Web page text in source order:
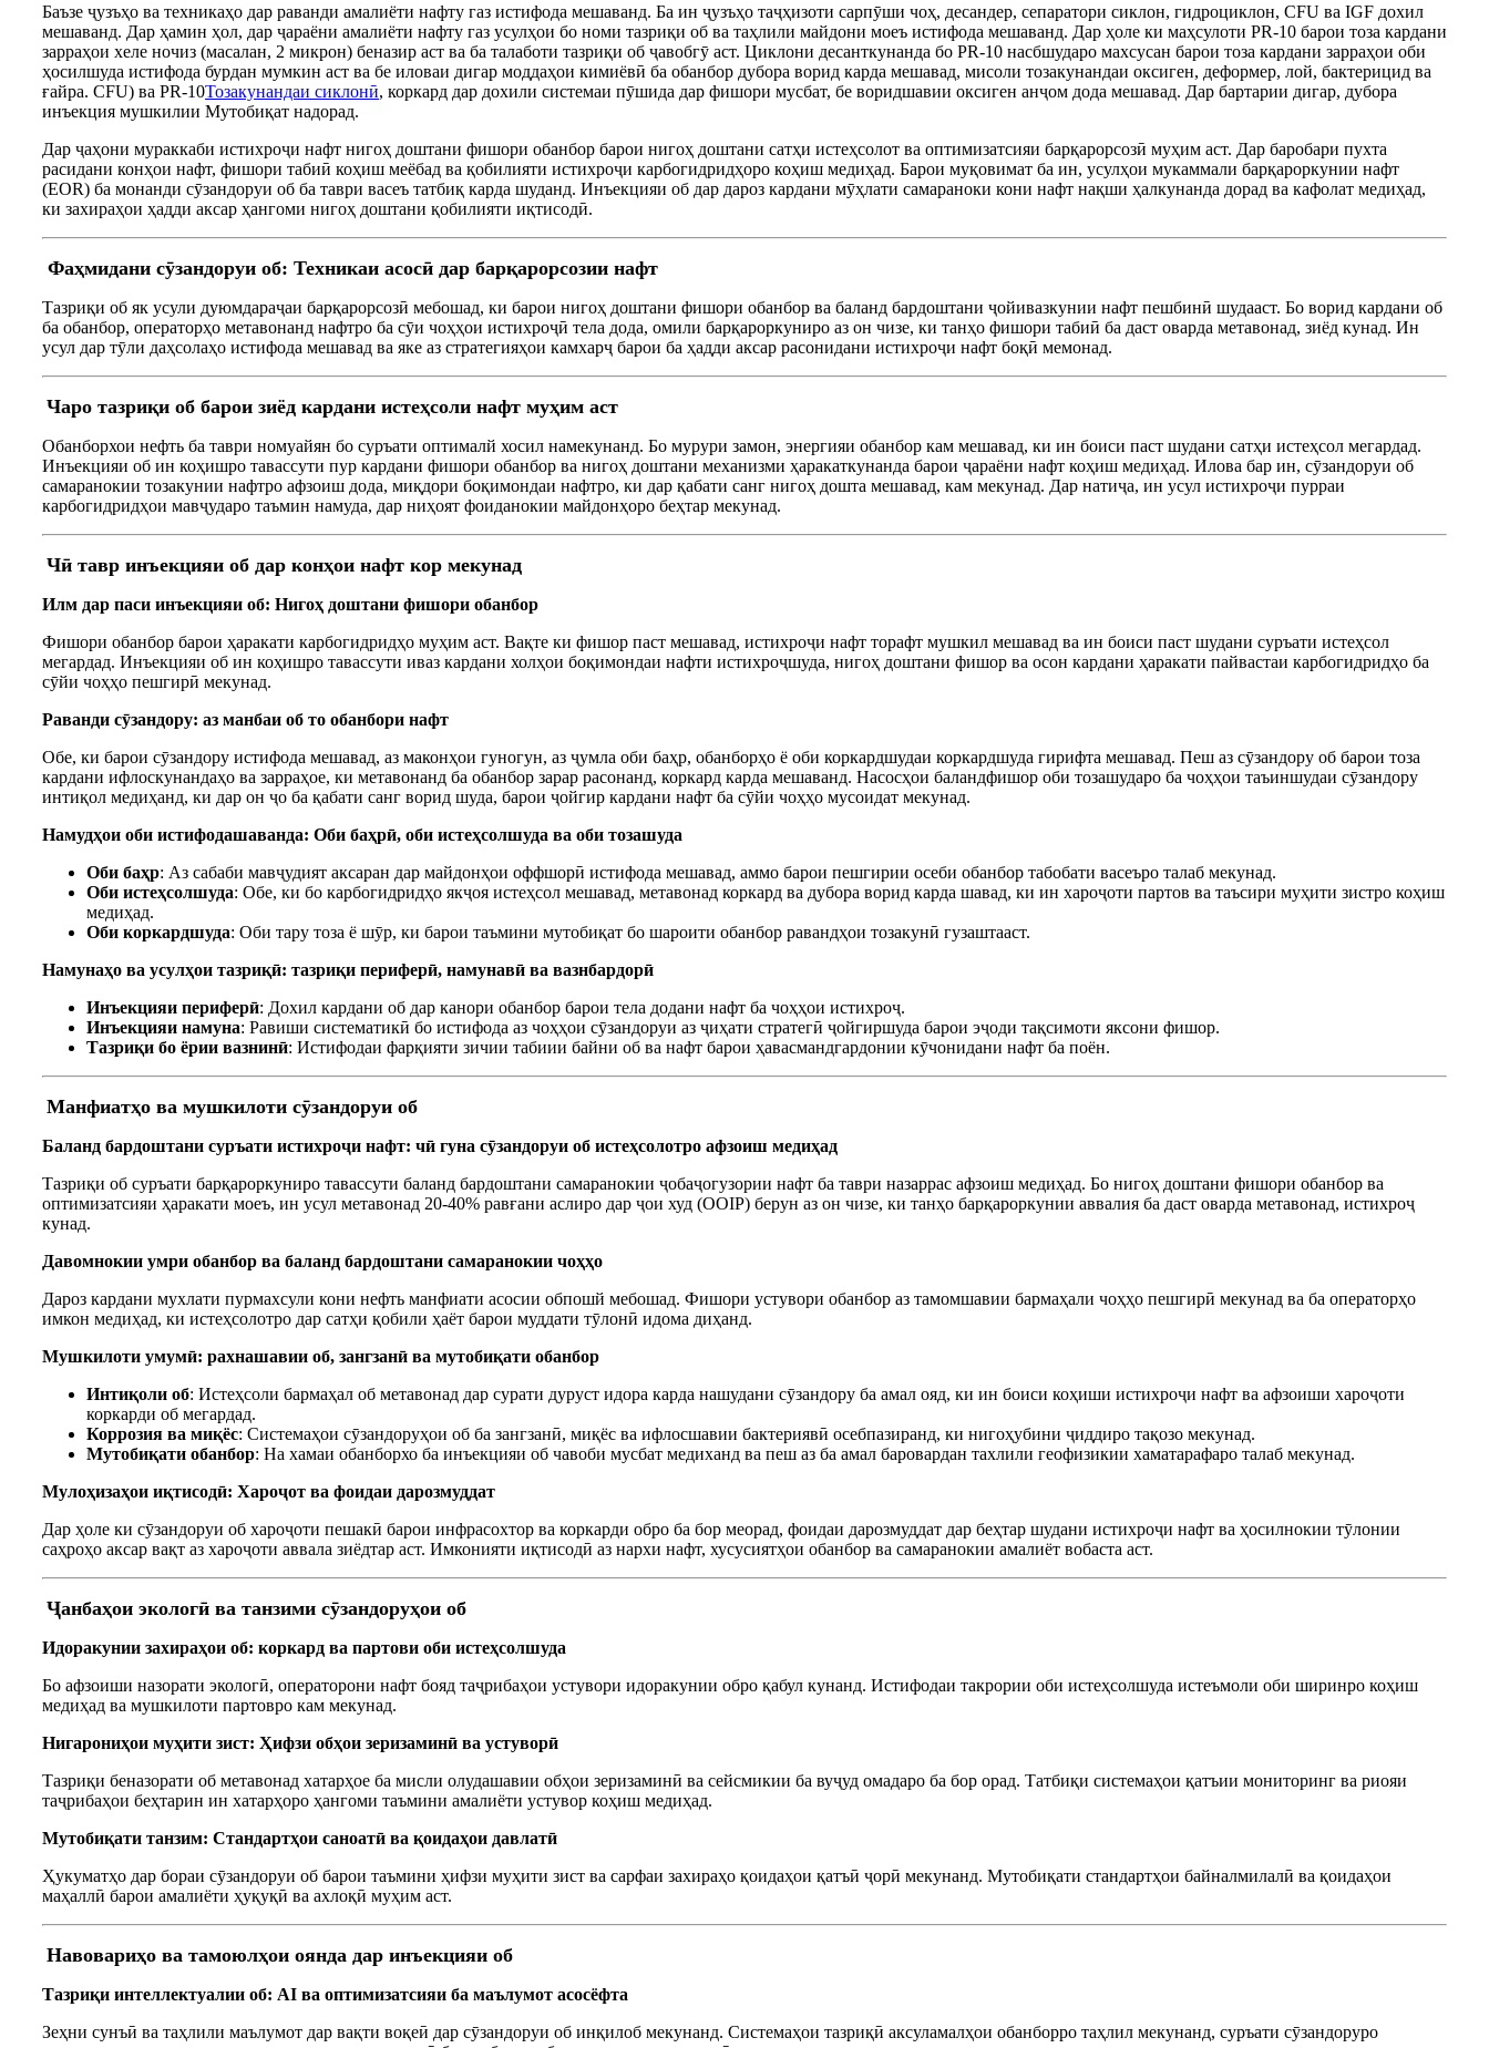
Баъзе ҷузъҳо ва техникаҳо дар раванди амалиёти нафту газ истифода мешаванд. Ба ин ҷузъҳо таҷҳизоти сарпӯши чоҳ, десандер, сепаратори сиклон, гидроциклон, CFU ва IGF дохил
мешаванд. Дар ҳамин ҳол, дар ҷараёни амалиёти нафту газ усулҳои бо номи тазриқи об ва таҳлили майдони моеъ истифода мешаванд. Дар ҳоле ки маҳсулоти PR-10 барои тоза кардани
зарраҳои хеле ночиз (масалан, 2 микрон) беназир аст ва ба талаботи тазриқи об ҷавобгӯ аст. Циклони десанткунанда бо PR-10 насбшударо махсусан барои тоза кардани зарраҳои оби
ҳосилшуда истифода бурдан мумкин аст ва бе иловаи дигар моддаҳои кимиёвӣ ба обанбор дубора ворид карда мешавад, мисоли тозакунандаи оксиген, деформер, лой, бактерицид ва
ғайра. CFU) ва PR-10Тозакунандаи сиклонӣ, коркард дар дохили системаи пӯшида дар фишори мусбат, бе воридшавии оксиген анҷом дода мешавад. Дар бартарии дигар, дубора
инъекция мушкилии Мутобиқат надорад.
Дар ҷаҳони мураккаби истихроҷи нафт нигоҳ доштани фишори обанбор барои нигоҳ доштани сатҳи истеҳсолот ва оптимизатсияи барқарорсозӣ муҳим аст. Дар баробари пухта
расидани конҳои нафт, фишори табиӣ коҳиш меёбад ва қобилияти истихроҷи карбогидридҳоро коҳиш медиҳад. Барои муқовимат ба ин, усулҳои мукаммали барқароркунии нафт
(EOR) ба монанди сӯзандоруи об ба таври васеъ татбиқ карда шуданд. Инъекцияи об дар дароз кардани мӯҳлати самараноки кони нафт нақши ҳалкунанда дорад ва кафолат медиҳад,
ки захираҳои ҳадди аксар ҳангоми нигоҳ доштани қобилияти иқтисодӣ.
Фаҳмидани сӯзандоруи об: Техникаи асосӣ дар барқарорсозии нафт
Тазриқи об як усули дуюмдараҷаи барқарорсозӣ мебошад, ки барои нигоҳ доштани фишори обанбор ва баланд бардоштани ҷойивазкунии нафт пешбинӣ шудааст. Бо ворид кардани об
ба обанбор, операторҳо метавонанд нафтро ба сӯи чоҳҳои истихроҷӣ тела дода, омили барқароркуниро аз он чизе, ки танҳо фишори табиӣ ба даст оварда метавонад, зиёд кунад. Ин
усул дар тӯли даҳсолаҳо истифода мешавад ва яке аз стратегияҳои камхарҷ барои ба ҳадди аксар расонидани истихроҷи нафт боқӣ мемонад.
Чаро тазриқи об барои зиёд кардани истеҳсоли нафт муҳим аст
Обанборхои нефть ба таври номуайян бо суръати оптималй хосил намекунанд. Бо мурури замон, энергияи обанбор кам мешавад, ки ин боиси паст шудани сатҳи истеҳсол мегардад.
Инъекцияи об ин коҳишро тавассути пур кардани фишори обанбор ва нигоҳ доштани механизми ҳаракаткунанда барои ҷараёни нафт коҳиш медиҳад. Илова бар ин, сӯзандоруи об
самаранокии тозакунии нафтро афзоиш дода, миқдори боқимондаи нафтро, ки дар қабати санг нигоҳ дошта мешавад, кам мекунад. Дар натиҷа, ин усул истихроҷи пурраи
карбогидридҳои мавҷударо таъмин намуда, дар ниҳоят фоиданокии майдонҳоро беҳтар мекунад.
Чӣ тавр инъекцияи об дар конҳои нафт кор мекунад
Илм дар паси инъекцияи об: Нигоҳ доштани фишори обанбор
Фишори обанбор барои ҳаракати карбогидридҳо муҳим аст. Вақте ки фишор паст мешавад, истихроҷи нафт торафт мушкил мешавад ва ин боиси паст шудани суръати истеҳсол
мегардад. Инъекцияи об ин коҳишро тавассути иваз кардани холҳои боқимондаи нафти истихроҷшуда, нигоҳ доштани фишор ва осон кардани ҳаракати пайвастаи карбогидридҳо ба
сӯйи чоҳҳо пешгирӣ мекунад.
Раванди сӯзандору: аз манбаи об то обанбори нафт
Обе, ки барои сӯзандору истифода мешавад, аз маконҳои гуногун, аз ҷумла оби баҳр, обанборҳо ё оби коркардшудаи коркардшуда гирифта мешавад. Пеш аз сӯзандору об барои тоза
кардани ифлоскунандаҳо ва зарраҳое, ки метавонанд ба обанбор зарар расонанд, коркард карда мешаванд. Насосҳои баландфишор оби тозашударо ба чоҳҳои таъиншудаи сӯзандору
интиқол медиҳанд, ки дар он ҷо ба қабати санг ворид шуда, барои ҷойгир кардани нафт ба сӯйи чоҳҳо мусоидат мекунад.
Намудҳои оби истифодашаванда: Оби баҳрӣ, оби истеҳсолшуда ва оби тозашуда
Оби баҳр: Аз сабаби мавҷудият аксаран дар майдонҳои оффшорӣ истифода мешавад, аммо барои пешгирии осеби обанбор табобати васеъро талаб мекунад.
Оби истеҳсолшуда: Обе, ки бо карбогидридҳо якҷоя истеҳсол мешавад, метавонад коркард ва дубора ворид карда шавад, ки ин хароҷоти партов ва таъсири муҳити зистро коҳиш
медиҳад.
Оби коркардшуда: Оби тару тоза ё шӯр, ки барои таъмини мутобиқат бо шароити обанбор равандҳои тозакунӣ гузаштааст.
Намунаҳо ва усулҳои тазриқӣ: тазриқи периферӣ, намунавӣ ва вазнбардорӣ
Инъекцияи периферӣ: Дохил кардани об дар канори обанбор барои тела додани нафт ба чоҳҳои истихроҷ.
Инъекцияи намуна: Равиши систематикӣ бо истифода аз чоҳҳои сӯзандоруи аз ҷиҳати стратегӣ ҷойгиршуда барои эҷоди тақсимоти яксони фишор.
Тазриқи бо ёрии вазнинӣ: Истифодаи фарқияти зичии табиии байни об ва нафт барои ҳавасмандгардонии кӯчонидани нафт ба поён.
Манфиатҳо ва мушкилоти сӯзандоруи об
Баланд бардоштани суръати истихроҷи нафт: чӣ гуна сӯзандоруи об истеҳсолотро афзоиш медиҳад
Тазриқи об суръати барқароркуниро тавассути баланд бардоштани самаранокии ҷобаҷогузории нафт ба таври назаррас афзоиш медиҳад. Бо нигоҳ доштани фишори обанбор ва
оптимизатсияи ҳаракати моеъ, ин усул метавонад 20-40% равғани аслиро дар ҷои худ (OOIP) берун аз он чизе, ки танҳо барқароркунии аввалия ба даст оварда метавонад, истихроҷ
кунад.
Давомнокии умри обанбор ва баланд бардоштани самаранокии чоҳҳо
Дароз кардани мухлати пурмахсули кони нефть манфиати асосии обпошй мебошад. Фишори устувори обанбор аз тамомшавии бармаҳали чоҳҳо пешгирӣ мекунад ва ба операторҳо
имкон медиҳад, ки истеҳсолотро дар сатҳи қобили ҳаёт барои муддати тӯлонӣ идома диҳанд.
Мушкилоти умумӣ: рахнашавии об, зангзанӣ ва мутобиқати обанбор
Интиқоли об: Истеҳсоли бармаҳал об метавонад дар сурати дуруст идора карда нашудани сӯзандору ба амал ояд, ки ин боиси коҳиши истихроҷи нафт ва афзоиши хароҷоти
коркарди об мегардад.
Коррозия ва миқёс: Системаҳои сӯзандоруҳои об ба зангзанӣ, миқёс ва ифлосшавии бактериявӣ осебпазиранд, ки нигоҳубини ҷиддиро тақозо мекунад.
Мутобиқати обанбор: На хамаи обанборхо ба инъекцияи об чавоби мусбат медиханд ва пеш аз ба амал баровардан тахлили геофизикии хаматарафаро талаб мекунад.
Мулоҳизаҳои иқтисодӣ: Хароҷот ва фоидаи дарозмуддат
Дар ҳоле ки сӯзандоруи об хароҷоти пешакӣ барои инфрасохтор ва коркарди обро ба бор меорад, фоидаи дарозмуддат дар беҳтар шудани истихроҷи нафт ва ҳосилнокии тӯлонии
саҳроҳо аксар вақт аз хароҷоти аввала зиёдтар аст. Имконияти иқтисодӣ аз нархи нафт, хусусиятҳои обанбор ва самаранокии амалиёт вобаста аст.
Ҷанбаҳои экологӣ ва танзими сӯзандоруҳои об
Идоракунии захираҳои об: коркард ва партови оби истеҳсолшуда
Бо афзоиши назорати экологӣ, операторони нафт бояд таҷрибаҳои устувори идоракунии обро қабул кунанд. Истифодаи такрории оби истеҳсолшуда истеъмоли оби ширинро коҳиш
медиҳад ва мушкилоти партовро кам мекунад.
Нигарониҳои муҳити зист: Ҳифзи обҳои зеризаминӣ ва устуворӣ
Тазриқи беназорати об метавонад хатарҳое ба мисли олудашавии обҳои зеризаминӣ ва сейсмикии ба вуҷуд омадаро ба бор орад. Татбиқи системаҳои қатъии мониторинг ва риояи
таҷрибаҳои беҳтарин ин хатарҳоро ҳангоми таъмини амалиёти устувор коҳиш медиҳад.
Мутобиқати танзим: Стандартҳои саноатӣ ва қоидаҳои давлатӣ
Ҳукуматҳо дар бораи сӯзандоруи об барои таъмини ҳифзи муҳити зист ва сарфаи захираҳо қоидаҳои қатъӣ ҷорӣ мекунанд. Мутобиқати стандартҳои байналмилалӣ ва қоидаҳои
маҳаллӣ барои амалиёти ҳуқуқӣ ва ахлоқӣ муҳим аст.
Навовариҳо ва тамоюлҳои оянда дар инъекцияи об
Тазриқи интеллектуалии об: AI ва оптимизатсияи ба маълумот асосёфта
Зеҳни сунъӣ ва таҳлили маълумот дар вақти воқеӣ дар сӯзандоруи об инқилоб мекунанд. Системаҳои тазриқӣ аксуламалҳои обанборро таҳлил мекунанд, суръати сӯзандоруро